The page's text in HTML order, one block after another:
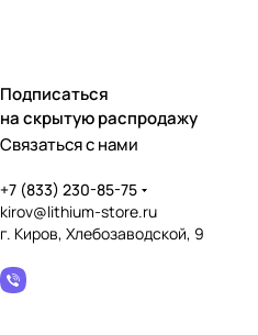
Подписаться
на скрытую распродажу
Связаться с нами
+7 (833) 230-85-75
kirov@lithium-store.ru
г. Киров, Хлебозаводской, 9